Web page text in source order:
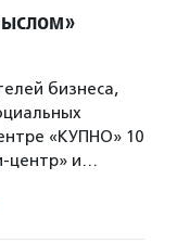
бизнеса,
«КУПНО» 10
центр» и…